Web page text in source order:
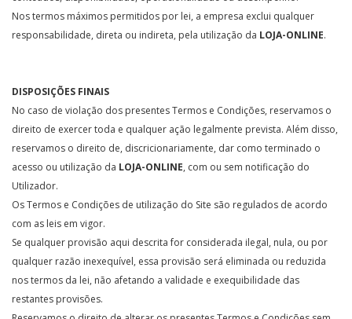
Nos termos máximos permitidos por lei, a empresa exclui qualquer
responsabilidade, direta ou indireta, pela utilização da LOJA-ONLINE.
DISPOSIÇÕES FINAIS
No caso de violação dos presentes Termos e Condições, reservamos o
direito de exercer toda e qualquer ação legalmente prevista. Além disso,
reservamos o direito de, discricionariamente, dar como terminado o
acesso ou utilização da LOJA-ONLINE, com ou sem notificação do
Utilizador.
Os Termos e Condições de utilização do Site são regulados de acordo
com as leis em vigor.
Se qualquer provisão aqui descrita for considerada ilegal, nula, ou por
qualquer razão inexequível, essa provisão será eliminada ou reduzida
nos termos da lei, não afetando a validade e exequibilidade das
restantes provisões.